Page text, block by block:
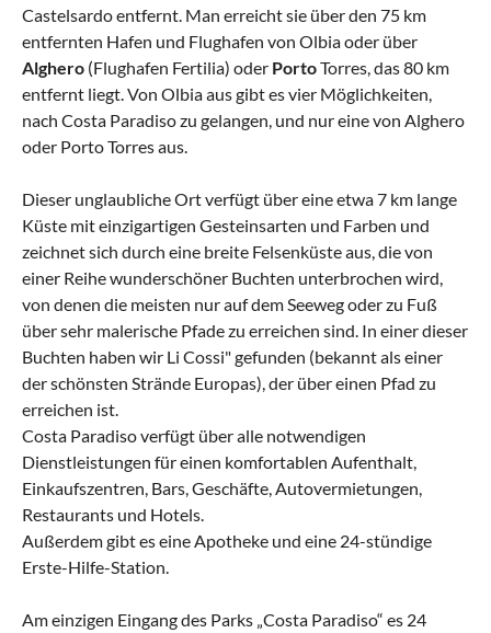
Castelsardo entfernt. Man erreicht sie über den 75 km
entfernten Hafen und Flughafen von Olbia oder über
Alghero (Flughafen Fertilia) oder PortoTorres, das 80 km
entfernt liegt. Von Olbia aus gibt es vier Möglichkeiten,
nach Costa Paradiso zu gelangen, und nur eine von Alghero
oder Porto Torres aus.
Dieser unglaubliche Ort verfügt über eine etwa 7 km lange
Küste mit einzigartigen Gesteinsarten und Farben und
zeichnet sich durch eine breite Felsenküste aus, die von
einer Reihe wunderschöner Buchten unterbrochen wird,
von denen die meisten nur auf dem Seeweg oder zu Fuß
über sehr malerische Pfade zu erreichen sind. In einer dieser
Buchten haben wir Li Cossi" gefunden (bekannt als einer
der schönsten Strände Europas), der über einen Pfad zu
erreichen ist.
Costa Paradiso verfügt über alle notwendigen
Dienstleistungen für einen komfortablen Aufenthalt,
Einkaufszentren, Bars, Geschäfte, Autovermietungen,
Restaurants und Hotels.
Außerdem gibt es eine Apotheke und eine 24-stündige
Erste-Hilfe-Station.
Am einzigen Eingang des Parks „Costa Paradiso“ es 24